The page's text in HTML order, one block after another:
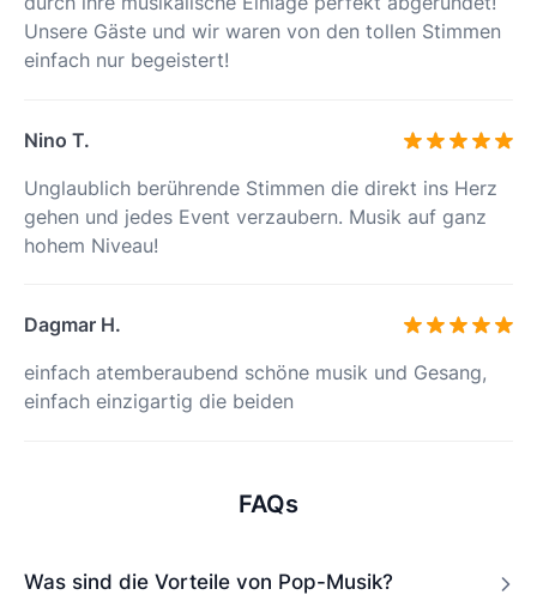
Unsere Gäste und wir waren von den tollen Stimmen
einfach nur begeistert!
Nino T.
Unglaublich berührende Stimmen die direkt ins Herz
gehen und jedes Event verzaubern. Musik auf ganz
hohem Niveau!
Dagmar H.
einfach atemberaubend schöne musik und Gesang,
einfach einzigartig die beiden
FAQs
Was sind die Vorteile von Pop-Musik?